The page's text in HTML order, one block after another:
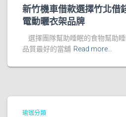
新竹機車借款選擇竹北借
電動曬衣架品牌
選擇團隊幫助睡眠的食物幫助
品質最好的當舖 Read more…
瑜珈分類